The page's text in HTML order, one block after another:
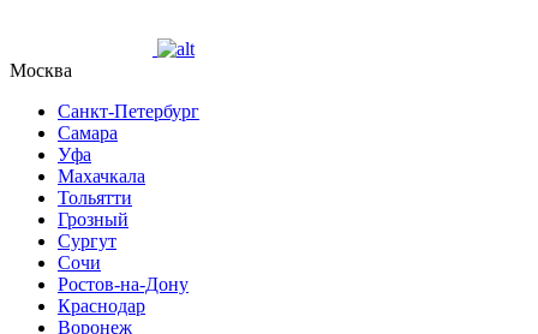
Москва
Санкт-Петербург
Самара
Уфа
Махачкала
Тольятти
Грозный
Сургут
Сочи
Ростов-на-Дону
Краснодар
Воронеж